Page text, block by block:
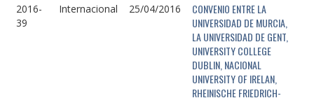
2016-
39
Internacional 25/04/2016
CONVENIO ENTRE LA
UNIVERSIDAD DE MURCIA,
LA UNIVERSIDAD DE GENT,
UNIVERSITY COLLEGE
DUBLIN, NACIONAL
UNIVERSITY OF IRELAN,
RHEINISCHE FRIEDRICH-